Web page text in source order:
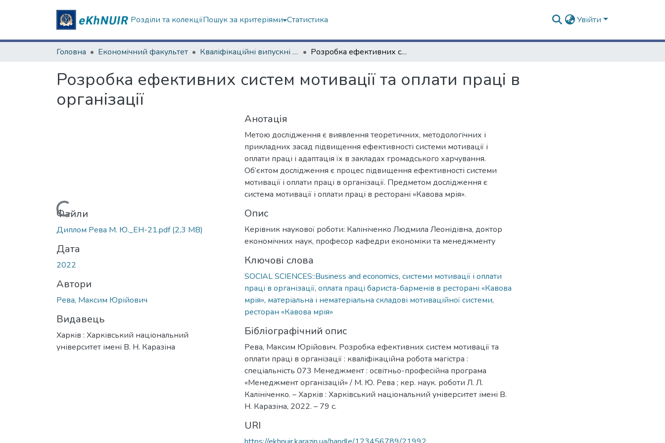
Розділи та колекціїПошук за критеріями Статистика Увійти
Головна Економічний факультет Кваліфікаційні випускні роботи магістрів. Економічний факультет Розробка ефективних систем мотивації та оплати праці в організації
Розробка ефективних систем мотивації та оплати праці в
організації
Вантажиться...
Файли
Диплом Рева М. Ю._ЕН-21.pdf(2,3 MB)
Дата
2022
Автори
Рева, Максим Юрійович
Видавець
Харків : Харківський національний
університет імені В. Н. Каразіна
Анотація
Метою дослідження є виявлення теоретичних, методологічних і
прикладних засад підвищення ефективності системи мотивації і
оплати праці і адаптація їх в закладах громадського харчування.
Об’єктом дослідження є процес підвищення ефективності системи
мотивації і оплати праці в організації. Предметом дослідження є
система мотивації і оплати праці в ресторані «Кавова мрія».
Опис
Керівник наукової роботи: Калініченко Людмила Леонідівна, доктор
економічних наук, професор кафедри економіки та менеджменту
Ключові слова
SOCIAL SCIENCES::Business and economics, системи мотивації і оплати
праці в організації, оплата праці бариста-барменів в ресторані «Кавова
мрія», матеріальна і нематеріальна складові мотиваційної системи,
ресторан «Кавова мрія»
Бібліографічний опис
Рева, Максим Юрійович. Розробка ефективних систем мотивації та
оплати праці в організації : кваліфікаційна робота магістра :
спеціальність 073 Менеджмент : освітньо-професійна програма
«Менеджмент організацій» / М. Ю. Рева ; кер. наук. роботи Л. Л.
Калініченко. – Харків : Харківський національний університет імені В.
Н. Каразіна, 2022. – 79 с.
URI